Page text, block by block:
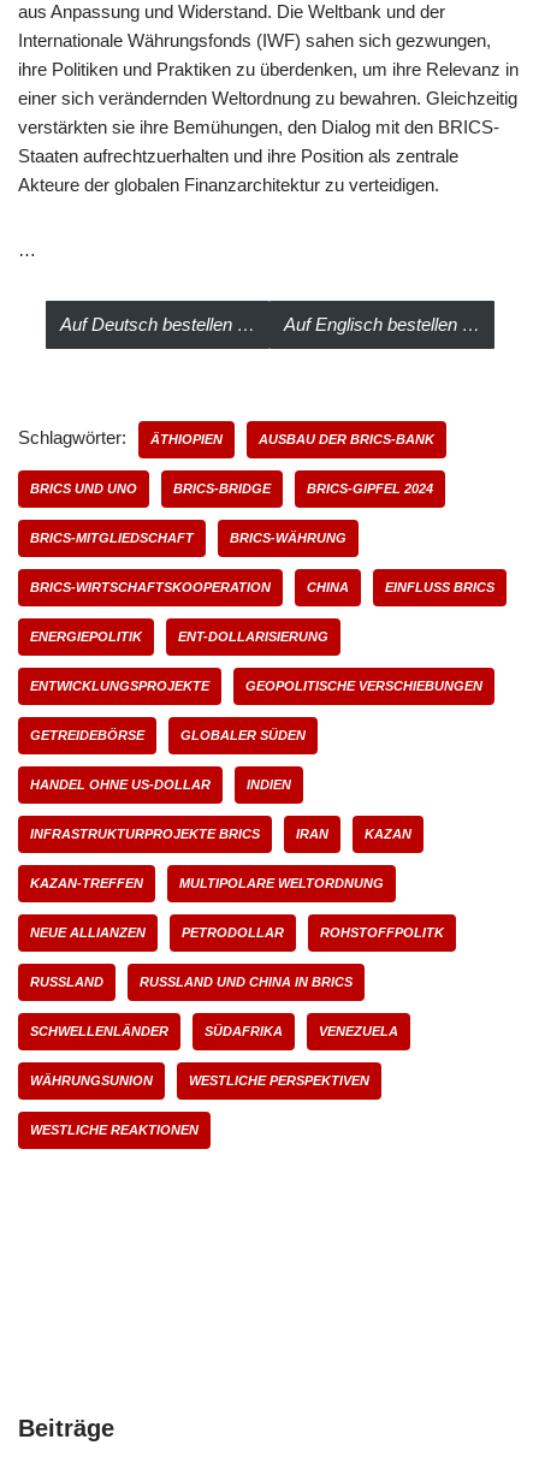
aus Anpassung und Widerstand. Die Weltbank und der
Internationale Währungsfonds (IWF) sahen sich gezwungen,
ihre Politiken und Praktiken zu überdenken, um ihre Relevanz in
einer sich verändernden Weltordnung zu bewahren. Gleichzeitig
verstärkten sie ihre Bemühungen, den Dialog mit den BRICS-
Staaten aufrechtzuerhalten und ihre Position als zentrale
Akteure der globalen Finanzarchitektur zu verteidigen.
…
Auf Deutsch bestellen … Auf Englisch bestellen …
Schlagwörter: ÄTHIOPIEN AUSBAU DER BRICS-BANK
BRICS UND UNO BRICS-BRIDGE BRICS-GIPFEL 2024
BRICS-MITGLIEDSCHAFT BRICS-WÄHRUNG
BRICS-WIRTSCHAFTSKOOPERATION CHINA EINFLUSS BRICS
ENERGIEPOLITIK ENT-DOLLARISIERUNG
ENTWICKLUNGSPROJEKTE GEOPOLITISCHE VERSCHIEBUNGEN
GETREIDEBÖRSE GLOBALER SÜDEN
HANDEL OHNE US-DOLLAR INDIEN
INFRASTRUKTURPROJEKTE BRICS IRAN KAZAN
KAZAN-TREFFEN MULTIPOLARE WELTORDNUNG
NEUE ALLIANZEN PETRODOLLAR ROHSTOFFPOLITK
RUSSLAND RUSSLAND UND CHINA IN BRICS
SCHWELLENLÄNDER SÜDAFRIKA VENEZUELA
WÄHRUNGSUNION WESTLICHE PERSPEKTIVEN
WESTLICHE REAKTIONEN
Beiträge